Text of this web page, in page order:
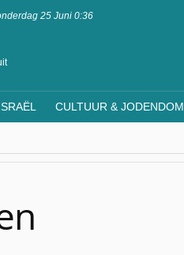
25 Juni 0:36
CULTUUR & JODENDOM